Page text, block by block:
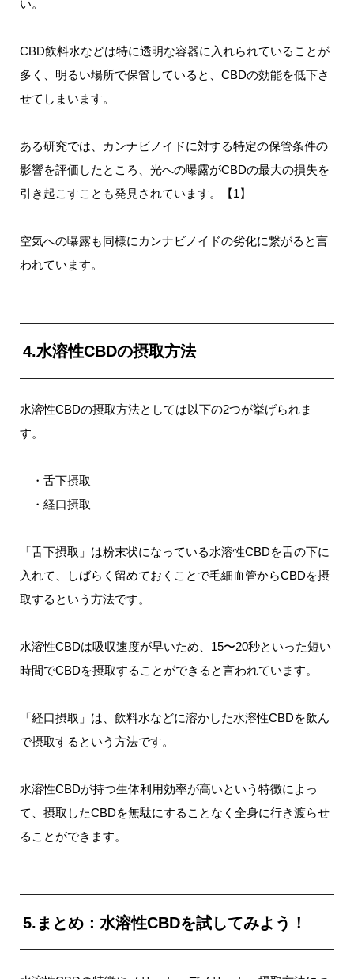
い。
CBD飲料水などは特に透明な容器に入れられていることが
多く、明るい場所で保管していると、CBDの効能を低下さ
せてしまいます。
ある研究では、カンナビノイドに対する特定の保管条件の
影響を評価したところ、光への曝露がCBDの最大の損失を
引き起こすことも発見されています。【1】
空気への曝露も同様にカンナビノイドの劣化に繋がると言
われています。
4.水溶性CBDの摂取方法
水溶性CBDの摂取方法としては以下の2つが挙げられま
す。
・舌下摂取
・経口摂取
「舌下摂取」は粉末状になっている水溶性CBDを舌の下に
入れて、しばらく留めておくことで毛細血管からCBDを摂
取するという方法です。
水溶性CBDは吸収速度が早いため、15〜20秒といった短い
時間でCBDを摂取することができると言われています。
「経口摂取」は、飲料水などに溶かした水溶性CBDを飲ん
で摂取するという方法です。
水溶性CBDが持つ生体利用効率が高いという特徴によっ
て、摂取したCBDを無駄にすることなく全身に行き渡らせ
ることができます。
5.まとめ：水溶性CBDを試してみよう！